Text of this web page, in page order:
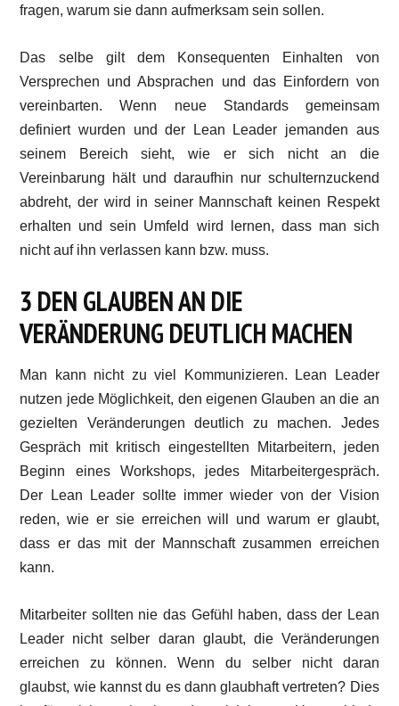
fragen, warum sie dann aufmerksam sein sollen.
Das selbe gilt dem Konsequenten Einhalten von
Versprechen und Absprachen und das Einfordern von
vereinbarten. Wenn neue Standards gemeinsam
definiert wurden und der Lean Leader jemanden aus
seinem Bereich sieht, wie er sich nicht an die
Vereinbarung hält und daraufhin nur schulternzuckend
abdreht, der wird in seiner Mannschaft keinen Respekt
erhalten und sein Umfeld wird lernen, dass man sich
nicht auf ihn verlassen kann bzw. muss.
3 DEN GLAUBEN AN DIE
VERÄNDERUNG DEUTLICH MACHEN
Man kann nicht zu viel Kommunizieren. Lean Leader
nutzen jede Möglichkeit, den eigenen Glauben an die an
gezielten Veränderungen deutlich zu machen. Jedes
Gespräch mit kritisch eingestellten Mitarbeitern, jeden
Beginn eines Workshops, jedes Mitarbeitergespräch.
Der Lean Leader sollte immer wieder von der Vision
reden, wie er sie erreichen will und warum er glaubt,
dass er das mit der Mannschaft zusammen erreichen
kann.
Mitarbeiter sollten nie das Gefühl haben, dass der Lean
Leader nicht selber daran glaubt, die Veränderungen
erreichen zu können. Wenn du selber nicht daran
glaubst, wie kannst du es dann glaubhaft vertreten? Dies